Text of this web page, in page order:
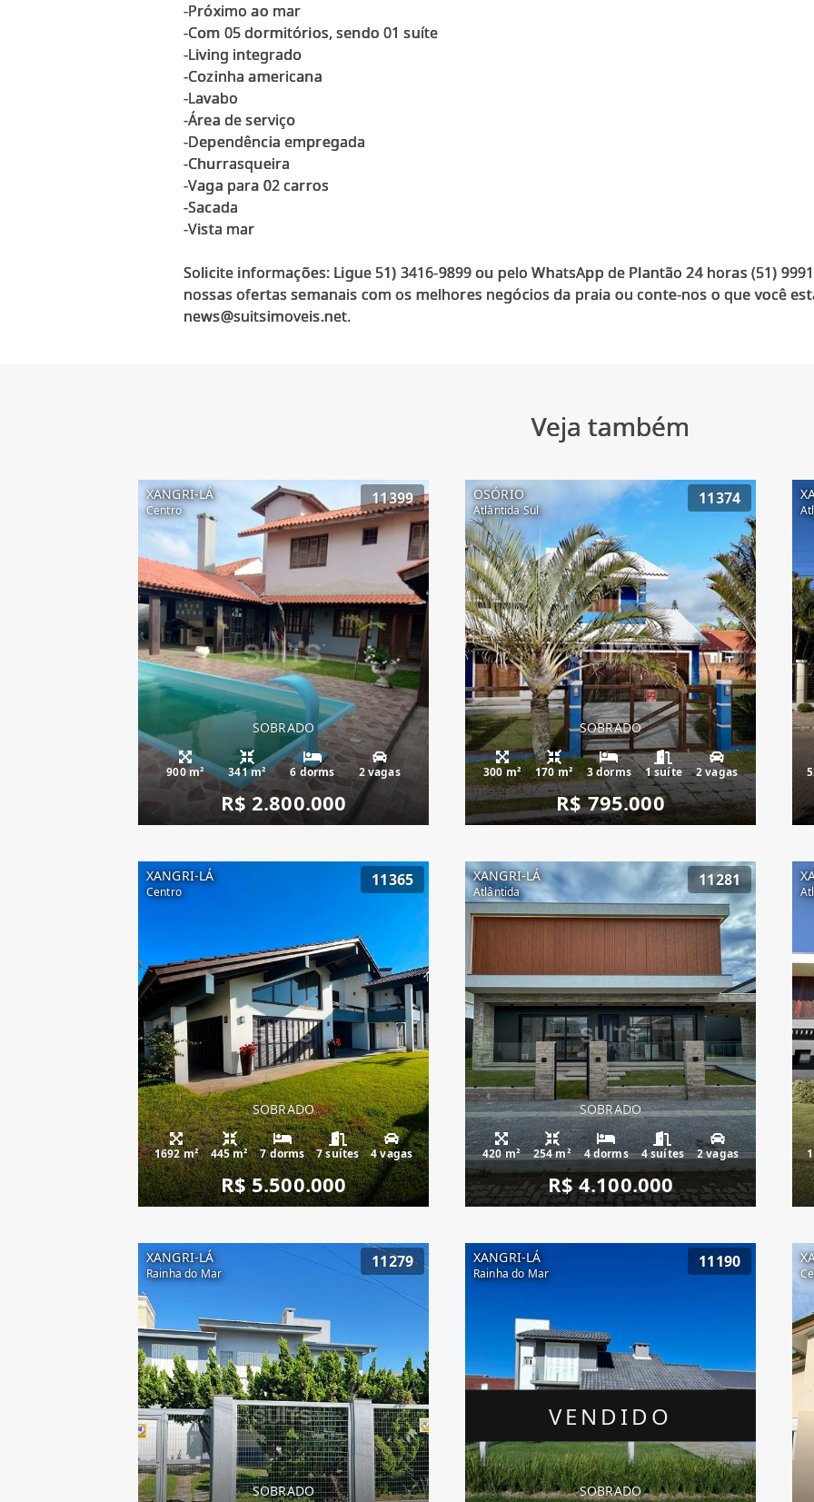
-Próximo ao mar
-Com 05 dormitórios, sendo 01 suíte
-Living integrado
-Cozinha americana
-Lavabo
-Área de serviço
-Dependência empregada
-Churrasqueira
-Vaga para 02 carros
-Sacada
-Vista mar
Solicite informações: Ligue 51) 3416-9899 ou pelo WhatsApp de Plantão 24 horas (51)
nossas ofertas semanais com os melhores negócios da praia ou conte-nos o que você
Veja também
XANGRI-LÁ
Centro
11399
SOBRADO
900 m² 341 m² 6 dorms 2 vagas
R$ 2.800.000
OSÓRIO
Atlântida Sul
11374
SOBRADO
300 m² 170 m² 3 dorms 1 suíte 2 vagas
R$ 795.000
XANGRI-LÁ
Centro
11365
SOBRADO
1692 m² 445 m² 7 dorms 7 suítes 4 vagas
R$ 5.500.000
XANGRI-LÁ
Atlântida
11281
SOBRADO
420 m² 254 m² 4 dorms 4 suítes 2 vagas
R$ 4.100.000
XANGRI-LÁ
Rainha do Mar
11279
SOBRADO
VENDIDO
XANGRI-LÁ
Rainha do Mar
11190
SOBRADO